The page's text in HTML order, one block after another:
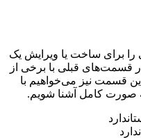
را برای ساخت یا ویرایش یک
قسمت‌های قبلی با برخی از
قسمت نیز می‌خواهیم با
صورت کامل آشنا شویم.